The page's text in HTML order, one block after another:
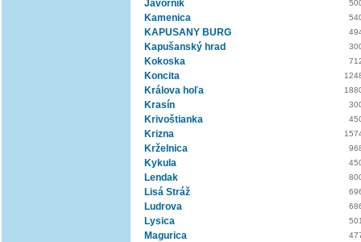
Javorník
Kamenica
KAPUSANY BURG
Kapušanský hrad
Kokoska
Koncita
Králova hoľa
Krasín
Krivoštianka
Krizna
Krželnica
Kykula
Lendak
Lisá Stráž
Ludrova
Lysica
Magurica